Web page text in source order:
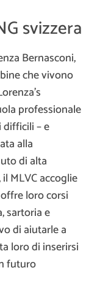
svizzera
Bernasconi,
che vivono
professionale
– e
alla
di alta
MLVC accoglie
loro corsi
sartoria e
di aiutarle a
loro di inserirsi
futuro